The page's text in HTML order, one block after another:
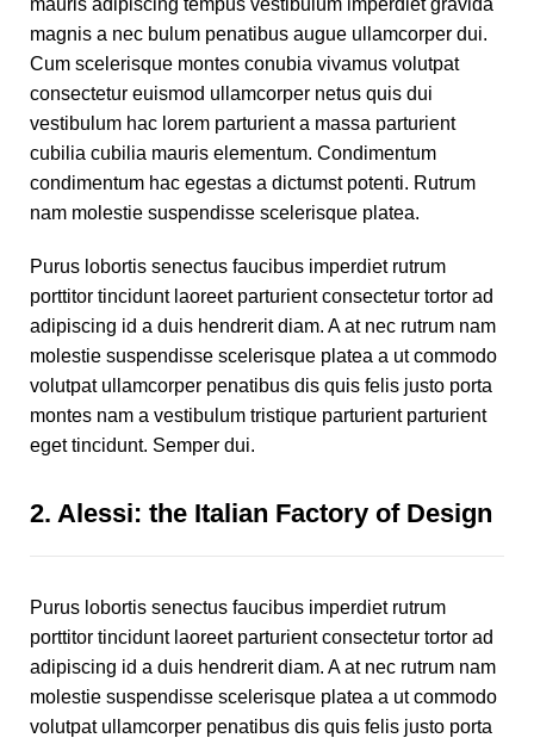
mauris adipiscing tempus vestibulum imperdiet gravida
magnis a nec bulum penatibus augue ullamcorper dui.
Cum scelerisque montes conubia vivamus volutpat
consectetur euismod ullamcorper netus quis dui
vestibulum hac lorem parturient a massa parturient
cubilia cubilia mauris elementum. Condimentum
condimentum hac egestas a dictumst potenti. Rutrum
nam molestie suspendisse scelerisque platea.
Purus lobortis senectus faucibus imperdiet rutrum
porttitor tincidunt laoreet parturient consectetur tortor ad
adipiscing id a duis hendrerit diam. A at nec rutrum nam
molestie suspendisse scelerisque platea a ut commodo
volutpat ullamcorper penatibus dis quis felis justo porta
montes nam a vestibulum tristique parturient parturient
eget tincidunt. Semper dui.
2. Alessi: the Italian Factory of Design
Purus lobortis senectus faucibus imperdiet rutrum
porttitor tincidunt laoreet parturient consectetur tortor ad
adipiscing id a duis hendrerit diam. A at nec rutrum nam
molestie suspendisse scelerisque platea a ut commodo
volutpat ullamcorper penatibus dis quis felis justo porta